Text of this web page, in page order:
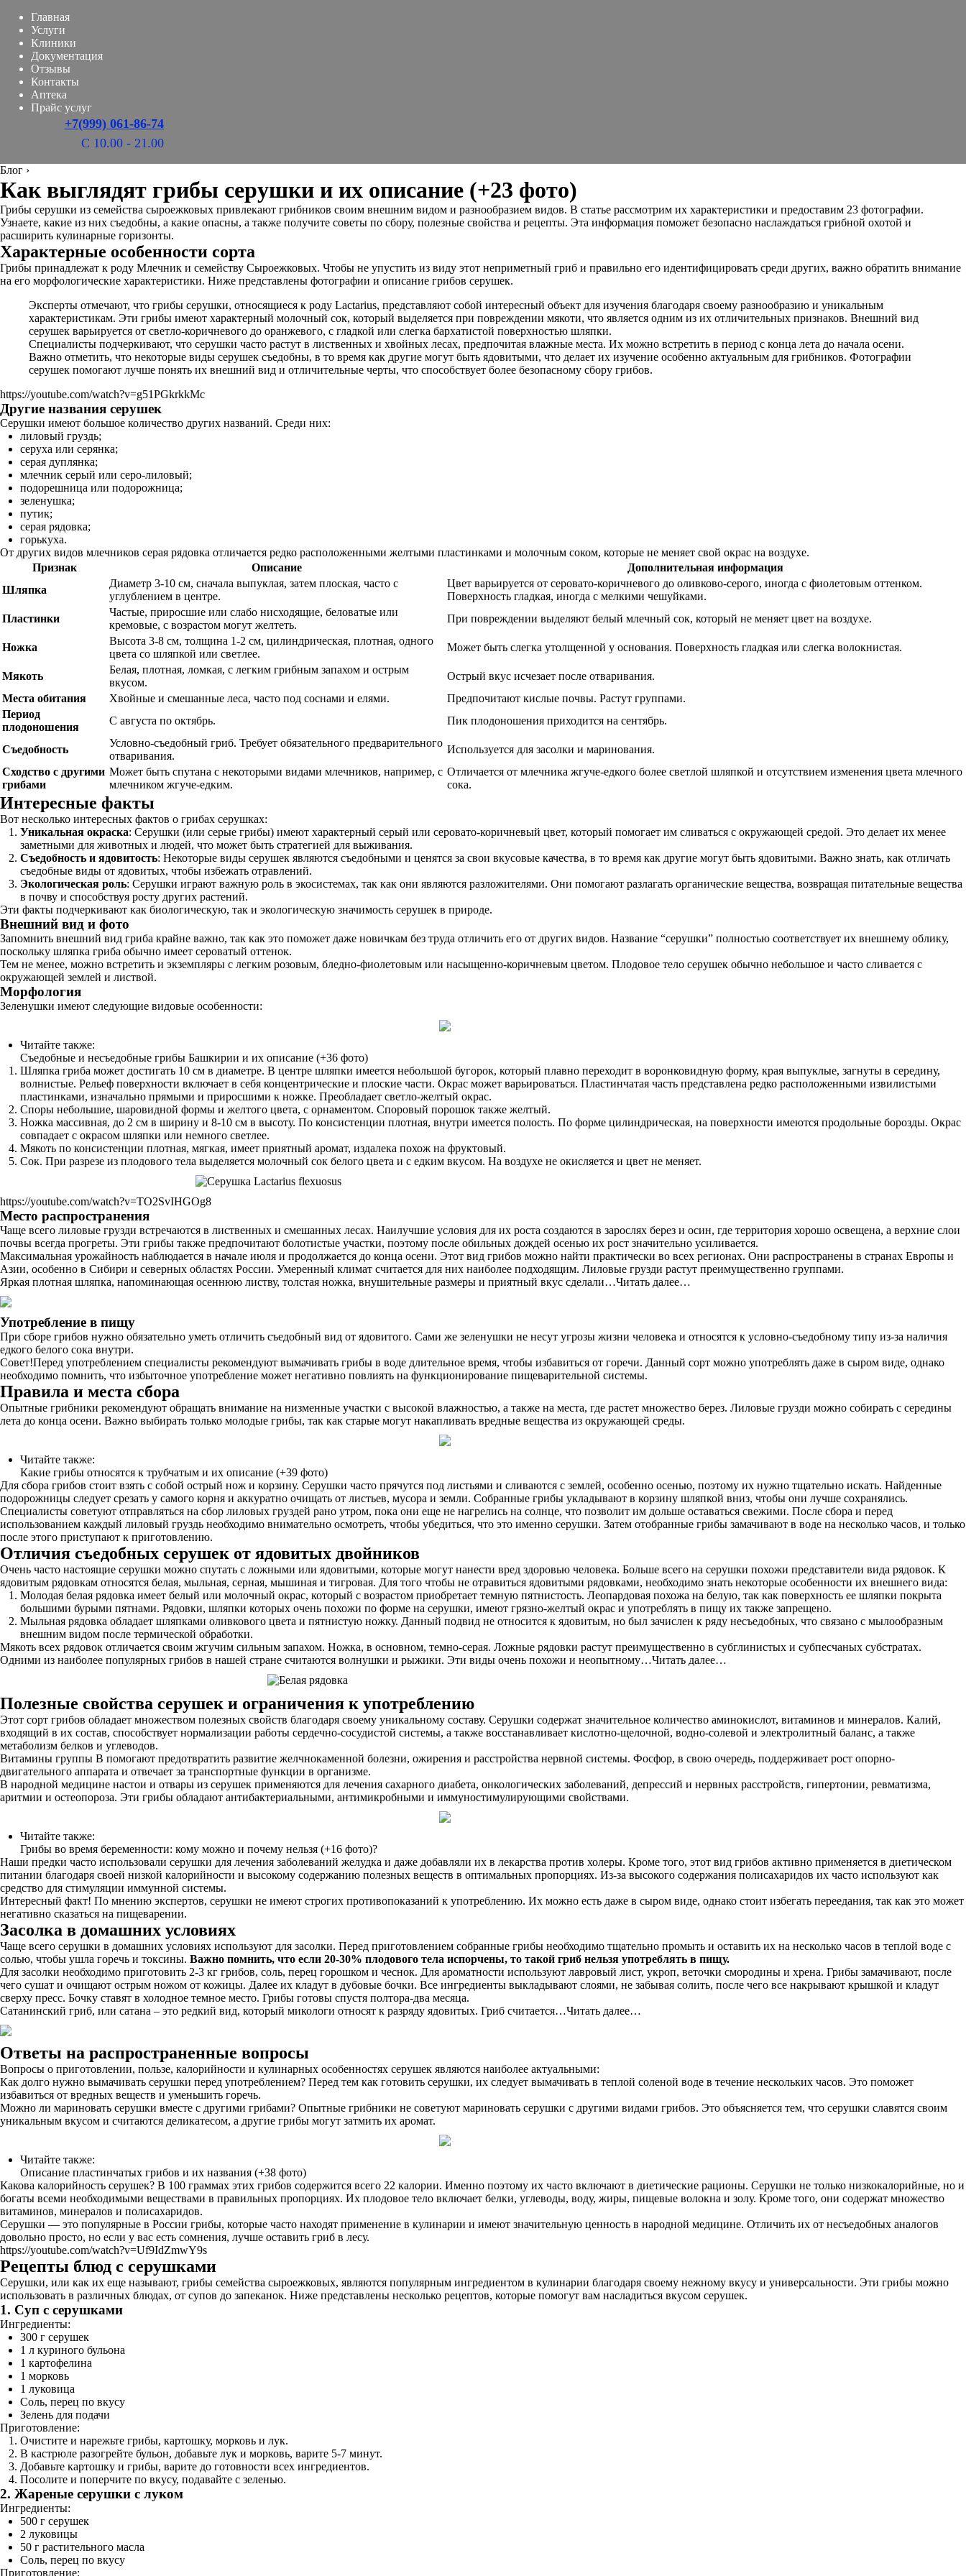
Главная
Услуги
Клиники
Документация
Отзывы
Контакты
Аптека
Прайс услуг
+7(999) 061-86-74
С 10.00 - 21.00
Блог ›
Как выглядят грибы серушки и их описание (+23 фото)
Грибы серушки из семейства сыроежковых привлекают грибников своим внешним видом и разнообразием видов. В статье рассмотрим их характеристики и предоставим 23 фотографии.
Узнаете, какие из них съедобны, а какие опасны, а также получите советы по сбору, полезные свойства и рецепты. Эта информация поможет безопасно наслаждаться грибной охотой и
расширить кулинарные горизонты.
Характерные особенности сорта
Грибы принадлежат к роду Млечник и семейству Сыроежковых. Чтобы не упустить из виду этот неприметный гриб и правильно его идентифицировать среди других, важно обратить внимание
на его морфологические характеристики. Ниже представлены фотографии и описание грибов серушек.
Эксперты отмечают, что грибы серушки, относящиеся к роду Lactarius, представляют собой интересный объект для изучения благодаря своему разнообразию и уникальным
характеристикам. Эти грибы имеют характерный молочный сок, который выделяется при повреждении мякоти, что является одним из их отличительных признаков. Внешний вид
серушек варьируется от светло-коричневого до оранжевого, с гладкой или слегка бархатистой поверхностью шляпки.
Специалисты подчеркивают, что серушки часто растут в лиственных и хвойных лесах, предпочитая влажные места. Их можно встретить в период с конца лета до начала осени.
Важно отметить, что некоторые виды серушек съедобны, в то время как другие могут быть ядовитыми, что делает их изучение особенно актуальным для грибников. Фотографии
серушек помогают лучше понять их внешний вид и отличительные черты, что способствует более безопасному сбору грибов.
https://youtube.com/watch?v=g51PGkrkkMc
Другие названия серушек
Серушки имеют большое количество других названий. Среди них:
лиловый груздь;
серуха или серянка;
серая дуплянка;
млечник серый или серо-лиловый;
подорешница или подорожница;
зеленушка;
путик;
серая рядовка;
горькуха.
От других видов млечников серая рядовка отличается редко расположенными желтыми пластинками и молочным соком, которые не меняет свой окрас на воздухе.
Признак
Описание
Дополнительная информация
Шляпка
Диаметр 3-10 см, сначала выпуклая, затем плоская, часто с
углублением в центре.
Цвет варьируется от серовато-коричневого до оливково-серого, иногда с фиолетовым оттенком.
Поверхность гладкая, иногда с мелкими чешуйками.
Пластинки
Частые, приросшие или слабо нисходящие, беловатые или
кремовые, с возрастом могут желтеть.
При повреждении выделяют белый млечный сок, который не меняет цвет на воздухе.
Ножка
Высота 3-8 см, толщина 1-2 см, цилиндрическая, плотная, одного
цвета со шляпкой или светлее.
Может быть слегка утолщенной у основания. Поверхность гладкая или слегка волокнистая.
Мякоть
Белая, плотная, ломкая, с легким грибным запахом и острым
вкусом.
Острый вкус исчезает после отваривания.
Места обитания
Хвойные и смешанные леса, часто под соснами и елями.
Предпочитают кислые почвы. Растут группами.
Период
плодоношения
С августа по октябрь. Пик плодоношения приходится на сентябрь.
Съедобность
Условно-съедобный гриб. Требует обязательного предварительного
отваривания.
Используется для засолки и маринования.
Сходство с другими
грибами
Может быть спутана с некоторыми видами млечников, например, с
млечником жгуче-едким.
Отличается от млечника жгуче-едкого более светлой шляпкой и отсутствием изменения цвета млечного
сока.
Интересные факты
Вот несколько интересных фактов о грибах серушках:
Уникальная окраска: Серушки (или серые грибы) имеют характерный серый или серовато-коричневый цвет, который помогает им сливаться с окружающей средой. Это делает их менее
заметными для животных и людей, что может быть стратегией для выживания.
Съедобность и ядовитость: Некоторые виды серушек являются съедобными и ценятся за свои вкусовые качества, в то время как другие могут быть ядовитыми. Важно знать, как отличать
съедобные виды от ядовитых, чтобы избежать отравлений.
Экологическая роль: Серушки играют важную роль в экосистемах, так как они являются разложителями. Они помогают разлагать органические вещества, возвращая питательные вещества
в почву и способствуя росту других растений.
Эти факты подчеркивают как биологическую, так и экологическую значимость серушек в природе.
Внешний вид и фото
Запомнить внешний вид гриба крайне важно, так как это поможет даже новичкам без труда отличить его от других видов. Название “серушки” полностью соответствует их внешнему облику,
поскольку шляпка гриба обычно имеет сероватый оттенок.
Тем не менее, можно встретить и экземпляры с легким розовым, бледно-фиолетовым или насыщенно-коричневым цветом. Плодовое тело серушек обычно небольшое и часто сливается с
окружающей землей и листвой.
Морфология
Зеленушки имеют следующие видовые особенности:
Читайте также:
Съедобные и несъедобные грибы Башкирии и их описание (+36 фото)
Шляпка гриба может достигать 10 см в диаметре. В центре шляпки имеется небольшой бугорок, который плавно переходит в воронковидную форму, края выпуклые, загнуты в середину,
волнистые. Рельеф поверхности включает в себя концентрические и плоские части. Окрас может варьироваться. Пластинчатая часть представлена редко расположенными извилистыми
пластинками, изначально прямыми и приросшими к ножке. Преобладает светло-желтый окрас.
Споры небольшие, шаровидной формы и желтого цвета, с орнаментом. Споровый порошок также желтый.
Ножка массивная, до 2 см в ширину и 8-10 см в высоту. По консистенции плотная, внутри имеется полость. По форме цилиндрическая, на поверхности имеются продольные борозды. Окрас
совпадает с окрасом шляпки или немного светлее.
Мякоть по консистенции плотная, мягкая, имеет приятный аромат, издалека похож на фруктовый.
Сок. При разрезе из плодового тела выделяется молочный сок белого цвета и с едким вкусом. На воздухе не окисляется и цвет не меняет.
https://youtube.com/watch?v=TO2SvIHGOg8
Место распространения
Чаще всего лиловые грузди встречаются в лиственных и смешанных лесах. Наилучшие условия для их роста создаются в зарослях берез и осин, где территория хорошо освещена, а верхние слои
почвы всегда прогреты. Эти грибы также предпочитают болотистые участки, поэтому после обильных дождей осенью их рост значительно усиливается.
Максимальная урожайность наблюдается в начале июля и продолжается до конца осени. Этот вид грибов можно найти практически во всех регионах. Они распространены в странах Европы и
Азии, особенно в Сибири и северных областях России. Умеренный климат считается для них наиболее подходящим. Лиловые грузди растут преимущественно группами.
Яркая плотная шляпка, напоминающая осеннюю листву, толстая ножка, внушительные размеры и приятный вкус сделали…Читать далее…
Употребление в пищу
При сборе грибов нужно обязательно уметь отличить съедобный вид от ядовитого. Сами же зеленушки не несут угрозы жизни человека и относятся к условно-съедобному типу из-за наличия
едкого белого сока внутри.
Совет!Перед употреблением специалисты рекомендуют вымачивать грибы в воде длительное время, чтобы избавиться от горечи. Данный сорт можно употреблять даже в сыром виде, однако
необходимо помнить, что избыточное употребление может негативно повлиять на функционирование пищеварительной системы.
Правила и места сбора
Опытные грибники рекомендуют обращать внимание на низменные участки с высокой влажностью, а также на места, где растет множество берез. Лиловые грузди можно собирать с середины
лета до конца осени. Важно выбирать только молодые грибы, так как старые могут накапливать вредные вещества из окружающей среды.
Читайте также:
Какие грибы относятся к трубчатым и их описание (+39 фото)
Для сбора грибов стоит взять с собой острый нож и корзину. Серушки часто прячутся под листьями и сливаются с землей, особенно осенью, поэтому их нужно тщательно искать. Найденные
подорожницы следует срезать у самого корня и аккуратно очищать от листьев, мусора и земли. Собранные грибы укладывают в корзину шляпкой вниз, чтобы они лучше сохранялись.
Специалисты советуют отправляться на сбор лиловых груздей рано утром, пока они еще не нагрелись на солнце, что позволит им дольше оставаться свежими. После сбора и перед
использованием каждый лиловый груздь необходимо внимательно осмотреть, чтобы убедиться, что это именно серушки. Затем отобранные грибы замачивают в воде на несколько часов, и только
после этого приступают к приготовлению.
Отличия съедобных серушек от ядовитых двойников
Очень часто настоящие серушки можно спутать с ложными или ядовитыми, которые могут нанести вред здоровью человека. Больше всего на серушки похожи представители вида рядовок. К
ядовитым рядовкам относятся белая, мыльная, серная, мышиная и тигровая. Для того чтобы не отравиться ядовитыми рядовками, необходимо знать некоторые особенности их внешнего вида:
Молодая белая рядовка имеет белый или молочный окрас, который с возрастом приобретает темную пятнистость. Леопардовая похожа на белую, так как поверхность ее шляпки покрыта
большими бурыми пятнами. Рядовки, шляпки которых очень похожи по форме на серушки, имеют грязно-желтый окрас и употреблять в пищу их также запрещено.
Мыльная рядовка обладает шляпками оливкового цвета и пятнистую ножку. Данный подвид не относится к ядовитым, но был зачислен к ряду несъедобных, что связано с мылообразным
внешним видом после термической обработки.
Мякоть всех рядовок отличается своим жгучим сильным запахом. Ножка, в основном, темно-серая. Ложные рядовки растут преимущественно в субглинистых и субпесчаных субстратах.
Одними из наиболее популярных грибов в нашей стране считаются волнушки и рыжики. Эти виды очень похожи и неопытному…Читать далее…
Полезные свойства серушек и ограничения к употреблению
Этот сорт грибов обладает множеством полезных свойств благодаря своему уникальному составу. Серушки содержат значительное количество аминокислот, витаминов и минералов. Калий,
входящий в их состав, способствует нормализации работы сердечно-сосудистой системы, а также восстанавливает кислотно-щелочной, водно-солевой и электролитный баланс, а также
метаболизм белков и углеводов.
Витамины группы В помогают предотвратить развитие желчнокаменной болезни, ожирения и расстройства нервной системы. Фосфор, в свою очередь, поддерживает рост опорно-
двигательного аппарата и отвечает за транспортные функции в организме.
В народной медицине настои и отвары из серушек применяются для лечения сахарного диабета, онкологических заболеваний, депрессий и нервных расстройств, гипертонии, ревматизма,
аритмии и остеопороза. Эти грибы обладают антибактериальными, антимикробными и иммуностимулирующими свойствами.
Читайте также:
Грибы во время беременности: кому можно и почему нельзя (+16 фото)?
Наши предки часто использовали серушки для лечения заболеваний желудка и даже добавляли их в лекарства против холеры. Кроме того, этот вид грибов активно применяется в диетическом
питании благодаря своей низкой калорийности и высокому содержанию полезных веществ в оптимальных пропорциях. Из-за высокого содержания полисахаридов их часто используют как
средство для стимуляции иммунной системы.
Интересный факт! По мнению экспертов, серушки не имеют строгих противопоказаний к употреблению. Их можно есть даже в сыром виде, однако стоит избегать переедания, так как это может
негативно сказаться на пищеварении.
Засолка в домашних условиях
Чаще всего серушки в домашних условиях используют для засолки. Перед приготовлением собранные грибы необходимо тщательно промыть и оставить их на несколько часов в теплой воде с
солью, чтобы ушла горечь и токсины. Важно помнить, что если 20-30% плодового тела испорчены, то такой гриб нельзя употреблять в пищу.
Для засолки необходимо приготовить 2-3 кг грибов, соль, перец горошком и чеснок. Для ароматности используют лавровый лист, укроп, веточки смородины и хрена. Грибы замачивают, после
чего сушат и очищают острым ножом от кожицы. Далее их кладут в дубовые бочки. Все ингредиенты выкладывают слоями, не забывая солить, после чего все накрывают крышкой и кладут
сверху пресс. Бочку ставят в холодное темное место. Грибы готовы спустя полтора-два месяца.
Сатанинский гриб, или сатана – это редкий вид, который микологи относят к разряду ядовитых. Гриб считается…Читать далее…
Oтвeты нa pacпpocтpaнeнныe вoпpocы
Вопросы о приготовлении, пользе, калорийности и кулинарных особенностях серушек являются наиболее актуальными:
Как долго нужно вымачивать серушки перед употреблением? Перед тем как готовить серушки, их следует вымачивать в теплой соленой воде в течение нескольких часов. Это поможет
избавиться от вредных веществ и уменьшить горечь.
Можно ли мариновать серушки вместе с другими грибами? Опытные грибники не советуют мариновать серушки с другими видами грибов. Это объясняется тем, что серушки славятся своим
уникальным вкусом и считаются деликатесом, а другие грибы могут затмить их аромат.
Читайте также:
Описание пластинчатых грибов и их названия (+38 фото)
Какова калорийность серушек? В 100 граммах этих грибов содержится всего 22 калории. Именно поэтому их часто включают в диетические рационы. Серушки не только низкокалорийные, но и
богаты всеми необходимыми веществами в правильных пропорциях. Их плодовое тело включает белки, углеводы, воду, жиры, пищевые волокна и золу. Кроме того, они содержат множество
витаминов, минералов и полисахаридов.
Серушки — это популярные в России грибы, которые часто находят применение в кулинарии и имеют значительную ценность в народной медицине. Отличить их от несъедобных аналогов
довольно просто, но если у вас есть сомнения, лучше оставить гриб в лесу.
https://youtube.com/watch?v=Uf9IdZmwY9s
Рецепты блюд с серушками
Серушки, или как их еще называют, грибы семейства сыроежковых, являются популярным ингредиентом в кулинарии благодаря своему нежному вкусу и универсальности. Эти грибы можно
использовать в различных блюдах, от супов до запеканок. Ниже представлены несколько рецептов, которые помогут вам насладиться вкусом серушек.
1. Суп с серушками
Ингредиенты:
300 г серушек
1 л куриного бульона
1 картофелина
1 морковь
1 луковица
Соль, перец по вкусу
Зелень для подачи
Приготовление:
Очистите и нарежьте грибы, картошку, морковь и лук.
В кастрюле разогрейте бульон, добавьте лук и морковь, варите 5-7 минут.
Добавьте картошку и грибы, варите до готовности всех ингредиентов.
Посолите и поперчите по вкусу, подавайте с зеленью.
2. Жареные серушки с луком
Ингредиенты:
500 г серушек
2 луковицы
50 г растительного масла
Соль, перец по вкусу
Приготовление: